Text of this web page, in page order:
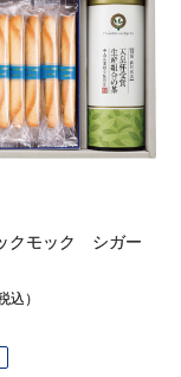
クモック シガー
込）